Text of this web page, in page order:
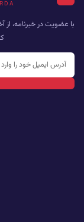
با عضویت در خبرنامه، از